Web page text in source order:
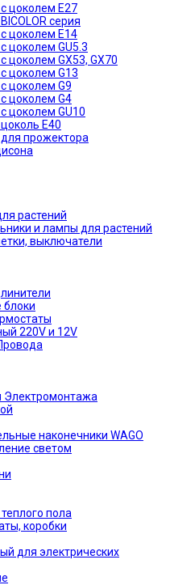
цоколем E27
серия
цоколем E14
цоколем GU5.3
GX53, GX70
цоколем G13
цоколем G9
цоколем G4
цоколем GU10
Е40
прожектора
растений
и лампы для растений
выключатели
блоки
220V и 12V
Электромонтажа
наконечники WAGO
светом
пола
коробки
для электрических